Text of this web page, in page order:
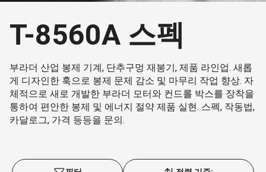
T-8560A 스펙
부라더 산업 봉제 기계, 단추구멍 재봉기, 제품 라인업. 새롭
게 디자인한 훅으로 봉제 문제 감소 및 마무리 작업 향상. 자
체적으로 새로 개발한 부라더 모터와 컨드롤 박스를 장착을
통하여 편안한 봉제 및 에너지 절약 제품 실현. 스펙, 작동법,
카달로그, 가격 등등을 문의.